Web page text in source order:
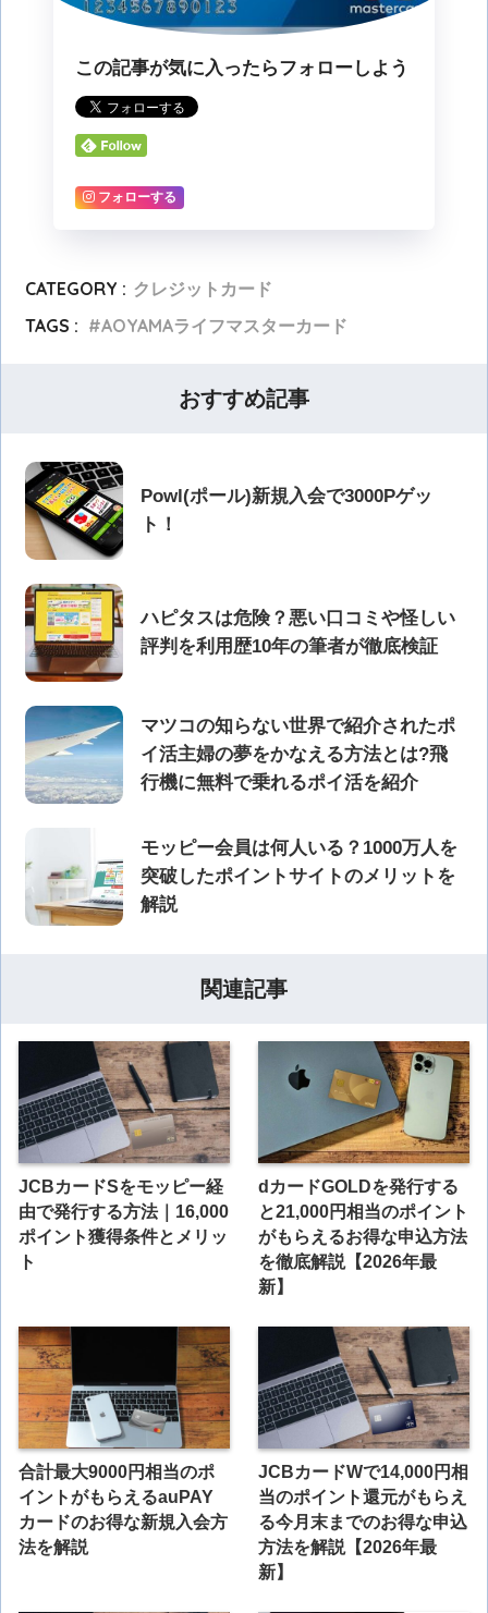
この記事が気に入ったらフォローしよう
フォローする
CATEGORY : クレジットカード
TAGS :
AOYAMAライフマスターカード
おすすめ記事
Powl(ポール)新規入会で3000Pゲッ
ト！
ハピタスは危険？悪い口コミや怪しい
評判を利用歴10年の筆者が徹底検証
マツコの知らない世界で紹介されたポ
イ活主婦の夢をかなえる方法とは?飛
行機に無料で乗れるポイ活を紹介
モッピー会員は何人いる？1000万人を
突破したポイントサイトのメリットを
解説
関連記事
JCBカードSをモッピー経
由で発行する方法｜16,000
ポイント獲得条件とメリッ
ト
dカードGOLDを発行する
と21,000円相当のポイント
がもらえるお得な申込方法
を徹底解説【2026年最
新】
合計最大9000円相当のポ
イントがもらえるauPAY
カードのお得な新規入会方
法を解説
JCBカードWで14,000円相
当のポイント還元がもらえ
る今月末までのお得な申込
方法を解説【2026年最
新】